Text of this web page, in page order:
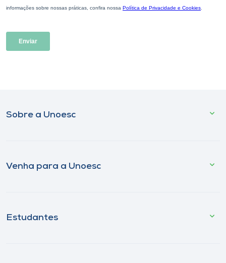
Sobre a Unoesc
Venha para a Unoesc
Estudantes